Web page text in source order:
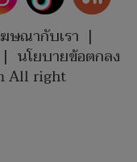
ษณากับเรา |
| นโยบายข้อตกลง
All right